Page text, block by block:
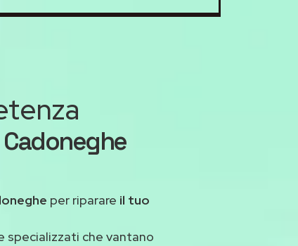
per riparare il tuo
che vantano